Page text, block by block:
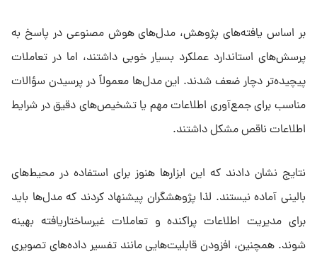
بر اساس یافته‌های پژوهش، مدل‌های هوش مصنوعی در پاسخ به
پرسش‌های استاندارد عملکرد بسیار خوبی داشتند، اما در تعاملات
پیچیده‌تر دچار ضعف شدند. این مدل‌ها معمولاً در پرسیدن سؤالات
مناسب برای جمع‌آوری اطلاعات مهم یا تشخیص‌های دقیق در شرایط
اطلاعات ناقص مشکل داشتند.
نتایج نشان دادند که این ابزارها هنوز برای استفاده در محیط‌های
بالینی آماده نیستند. لذا پژوهشگران پیشنهاد کردند که مدل‌ها باید
برای مدیریت اطلاعات پراکنده و تعاملات غیرساختاریافته بهینه
شوند. همچنین، افزودن قابلیت‌هایی مانند تفسیر داده‌های تصویری